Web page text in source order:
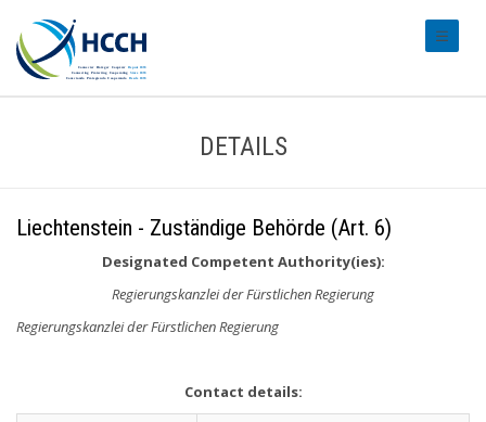
DETAILS
Liechtenstein - Zuständige Behörde (Art. 6)
Designated Competent Authority(ies):
Regierungskanzlei der Fürstlichen Regierung
Regierungskanzlei der Fürstlichen Regierung
Contact details: